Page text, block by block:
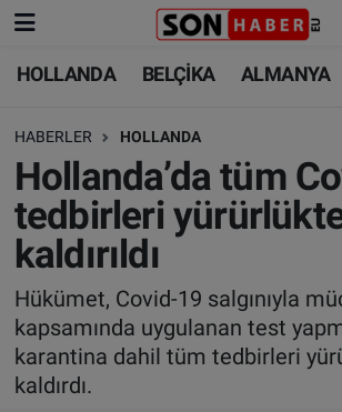
HOLLANDA BELÇİKA ALMANYA
HABERLER HOLLANDA
Hollanda’da tüm
tedbirleri
kaldırıldı
Hükümet, Covid-19 salgınıyla
kapsamında uygulanan test
karantina dahil tüm tedbirleri
kaldırdı.
HOLLANDA
BELÇİKA
ALMANYA
FRANSA
AVUSTURYA
SAĞLIK - YAŞAM
HOLLANDA
BELÇİKA
ALMANYA
TÜRKİYE
DÜNYA
BİLİM-TEKNOLOJİ
Nöbetçi Eczaneler
Hava Durumu
Trafik Durumu
Süper Lig Puan Durumu ve Fikstür
Tüm Manşetler
Son Dakika Haberleri